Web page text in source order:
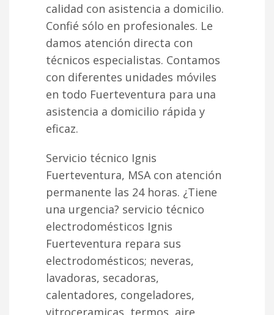
calidad con asistencia a domicilio.
Confié sólo en profesionales. Le
damos atención directa con
técnicos especialistas. Contamos
con diferentes unidades móviles
en todo Fuerteventura para una
asistencia a domicilio rápida y
eficaz.
Servicio técnico Ignis
Fuerteventura, MSA con atención
permanente las 24 horas. ¿Tiene
una urgencia? servicio técnico
electrodomésticos Ignis
Fuerteventura repara sus
electrodomésticos; neveras,
lavadoras, secadoras,
calentadores, congeladores,
vitroceramicas, termos, aire